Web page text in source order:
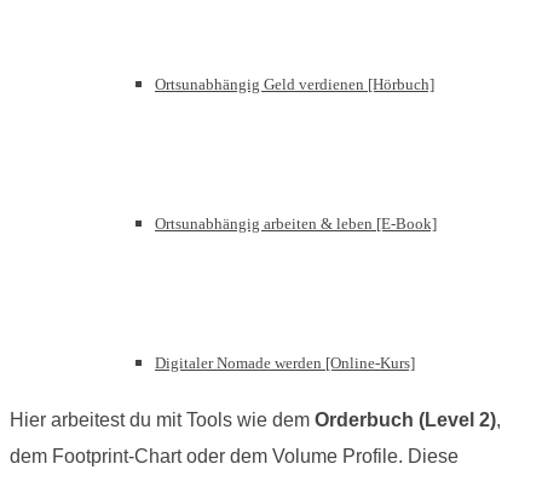
Ortsunabhängig Geld verdienen [Hörbuch]
Ortsunabhängig arbeiten & leben [E-Book]
Digitaler Nomade werden [Online-Kurs]
Hier arbeitest du mit Tools wie dem Orderbuch (Level 2),
dem Footprint-Chart oder dem Volume Profile. Diese